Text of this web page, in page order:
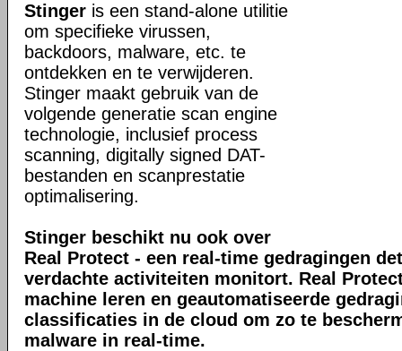
Stinger is een stand-alone utilitie
om specifieke virussen,
backdoors, malware, etc. te
ontdekken en te verwijderen.
Stinger maakt gebruik van de
volgende generatie scan engine
technologie, inclusief process
scanning, digitally signed DAT-
bestanden en scanprestatie
optimalisering.
Stinger beschikt nu ook over
Real Protect - een real-time gedragingen
verdachte activiteiten monitort. Real
machine leren en geautomatiseerde
classificaties in de cloud om zo te
malware in real-time.